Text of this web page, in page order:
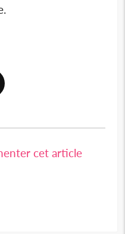
cet article